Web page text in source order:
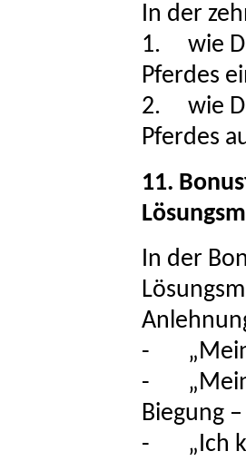
In der
1.
wie
Pferdes
2.
wie
Pferdes
11.
In der
-
-
Biegung
-
„Ich